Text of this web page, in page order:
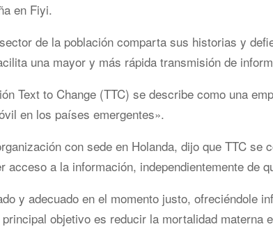
en Fiyi.
de la población comparta sus historias y
una mayor y más rápida transmisión de
Text to Change (TTC) se describe como una
en los países emergentes».
con sede en Holanda, dijo que TTC se
acceso a la información, independientemente de
y adecuado en el momento justo, ofreciéndole
objetivo es reducir la mortalidad materna